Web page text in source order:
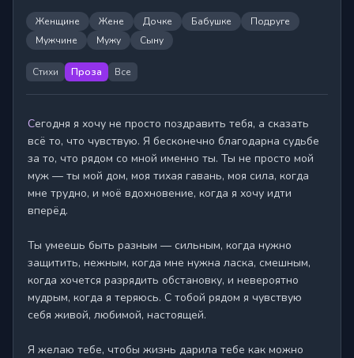
Женщине Жене Дочке Бабушке
Подруге
Мужчине
Мужу Сыну
Стихи Проза Все
Сегодня я хочу не просто поздравить тебя, а сказать
всё то, что чувствую. Я бесконечно благодарна судьбе
за то, что рядом со мной именно ты. Ты не просто мой
муж — ты мой дом, моя тихая гавань, моя сила, когда
мне трудно, и моё вдохновение, когда я хочу идти
вперёд.
Ты умеешь быть разным — сильным, когда нужно
защитить, нежным, когда мне нужна ласка, смешным,
когда хочется разрядить обстановку, и невероятно
мудрым, когда я теряюсь. С тобой рядом я чувствую
себя живой, любимой, настоящей.
Я желаю тебе, чтобы жизнь дарила тебе как можно